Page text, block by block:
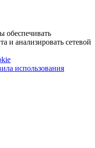
обеспечивать
и анализировать сетевой
использования